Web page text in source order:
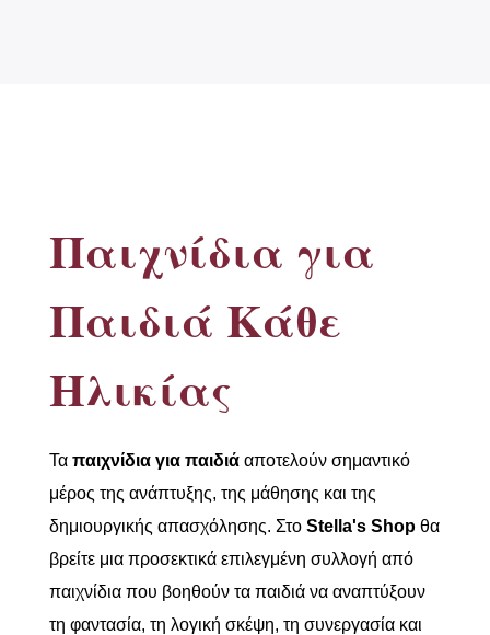
Παιχνίδια για
Παιδιά Κάθε
Ηλικίας
Τα παιχνίδια για παιδιάαποτελούν σημαντικό
μέρος της ανάπτυξης, της μάθησης και της
δημιουργικής απασχόλησης. Στο Stella's Shopθα
βρείτε μια προσεκτικά επιλεγμένη συλλογή από
παιχνίδια που βοηθούν τα παιδιά να αναπτύξουν
τη φαντασία, τη λογική σκέψη, τη συνεργασία και